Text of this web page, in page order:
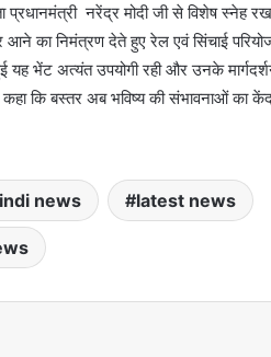
नरेंद्र मोदी जी से विशेष स्नेह
आने का निमंत्रण देते हुए रेल एवं सिंचाई
भेंट अत्यंत उपयोगी रही और उनके
कहा कि बस्तर अब भविष्य की संभावनाओं का
news latest news